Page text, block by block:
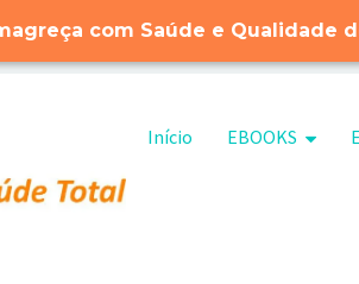
com Saúde e Qualidade
Pular para o conteúdo
Início EBOOKS